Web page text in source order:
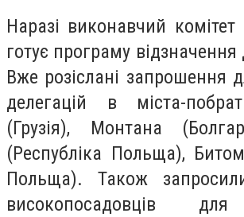
Наразі виконавчий комітет
готує програму
Вже розіслані запрошення
делегацій в міста-
(Грузія), Монтана
(Республіка Польща),
Польща). Також
високопосадовців для